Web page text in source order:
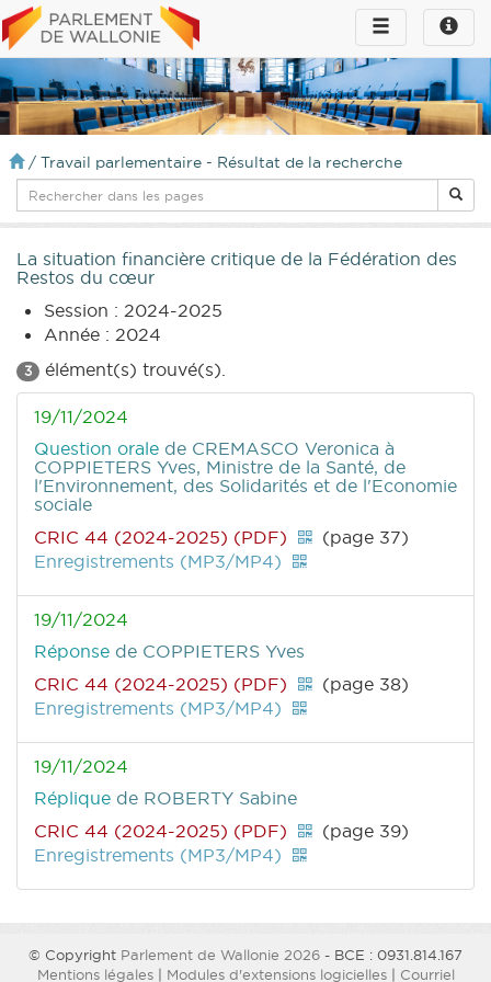
Toggle
infos
Toggle
navigation
/ Travail parlementaire - Résultat de la recherche
La situation financière critique de la Fédération des
Restos du cœur
Session : 2024-2025
Année : 2024
3 élément(s) trouvé(s).
19/11/2024
Question orale de CREMASCO Veronica à
COPPIETERS Yves, Ministre de la Santé, de
l'Environnement, des Solidarités et de l'Economie
sociale
CRIC 44 (2024-2025) (PDF)
(page 37)
Enregistrements (MP3/MP4)
19/11/2024
Réponse de COPPIETERS Yves
CRIC 44 (2024-2025) (PDF)
(page 38)
Enregistrements (MP3/MP4)
19/11/2024
Réplique de ROBERTY Sabine
CRIC 44 (2024-2025) (PDF)
(page 39)
Enregistrements (MP3/MP4)
© Copyright Parlement de Wallonie 2026 - BCE : 0931.814.167
Mentions légales| Modules d'extensions logicielles| Courriel